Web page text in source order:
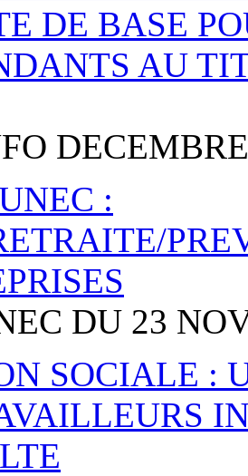
DE BASE
AU
:
DU 23
SOCIALE :